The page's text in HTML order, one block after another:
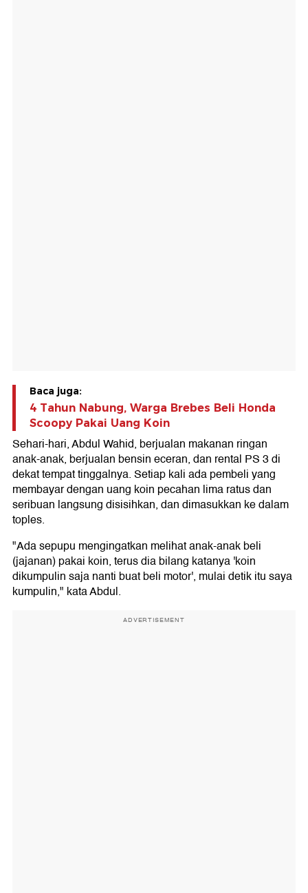
Baca juga:
4 Tahun Nabung, Warga Brebes Beli Honda
Scoopy Pakai Uang Koin
Sehari-hari, Abdul Wahid, berjualan makanan ringan
anak-anak, berjualan bensin eceran, dan rental PS 3 di
dekat tempat tinggalnya. Setiap kali ada pembeli yang
membayar dengan uang koin pecahan lima ratus dan
seribuan langsung disisihkan, dan dimasukkan ke dalam
toples.
"Ada sepupu mengingatkan melihat anak-anak beli
(jajanan) pakai koin, terus dia bilang katanya 'koin
dikumpulin saja nanti buat beli motor', mulai detik itu saya
kumpulin," kata Abdul.
ADVERTISEMENT